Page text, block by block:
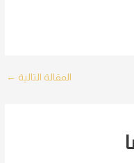
المقالة التالية ←